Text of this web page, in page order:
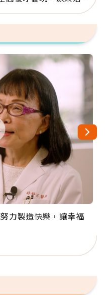
力製造快樂，讓幸福
奉獻36年 「台灣是我
快樂！「蛋黃哥小
奶：退休後才開始真
全球最年長羽球選
這個」
伯拉小提琴還登上小